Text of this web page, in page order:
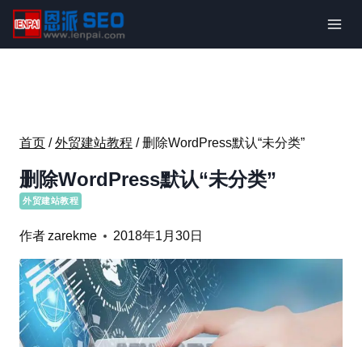
内
首页 / 外贸建站教程 / 删除WordPress默认“未分类”
删除WordPress默认“未分类”
外贸建站教程
作者zarekme 2018年1月30日